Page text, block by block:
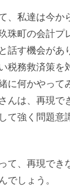
、私達は今か
珠町の会計プ
話す機会があ
税務救済策を
に何かやって
んは、再現で
て強く問題意
て、再現でき
でしょう。